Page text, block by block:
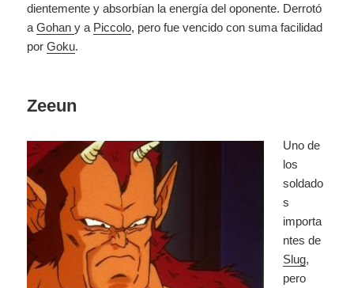
dientemente y absorbían la energía del oponente. Derrotó
aGohany a Piccolo, pero fue vencido con suma facilidad
porGoku.
Zeeun
Uno de
los
soldado
s
importa
ntes de
Slug,
pero